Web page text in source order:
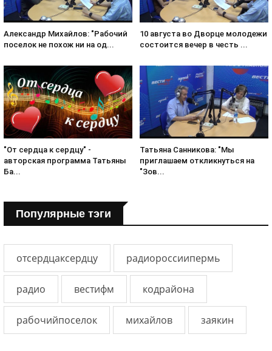
Александр Михайлов: "Рабочий
поселок не похож ни на од...
10 августа во Дворце молодежи
состоится вечер в честь ...
"От сердца к сердцу" -
авторская программа Татьяны
Ба...
Татьяна Санникова: "Мы
приглашаем откликнуться на
"Зов...
Популярные тэги
отсердцаксердцу радиороссиипермь
радио вестифм кодрайона
рабочийпоселок михайлов заякин